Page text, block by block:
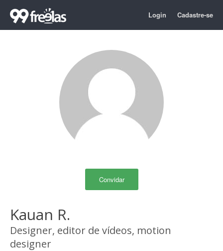
Login Cadastre-se
Convidar
Kauan R.
Designer, editor de vídeos, motion
designer